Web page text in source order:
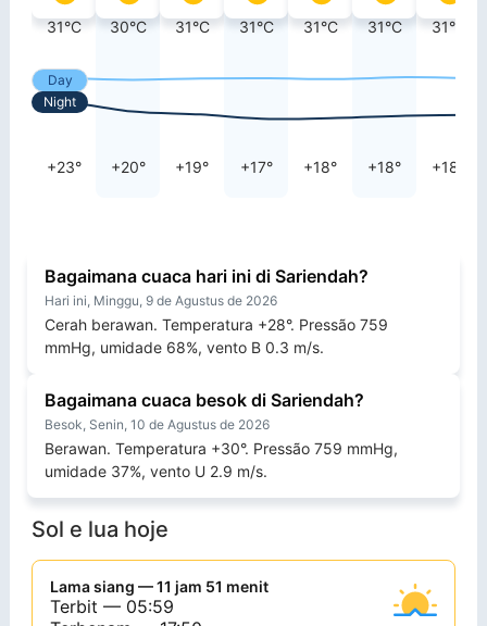
31°C
+23°
30°C
+20°
31°C
+19°
31°C
+17°
31°C
+18°
31°C
+18°
31°C
+18°
Day
Night
Bagaimana cuaca hari ini di Sariendah?
Hari ini, Minggu, 9 de Agustus de 2026
Cerah berawan. Temperatura +28°. Pressão 759
mmHg, umidade 68%, vento B 0.3 m/s.
Bagaimana cuaca besok di Sariendah?
Besok, Senin, 10 de Agustus de 2026
Berawan. Temperatura +30°. Pressão 759 mmHg,
umidade 37%, vento U 2.9 m/s.
Sol e lua hoje
Lama siang — 11 jam 51 menit
Terbit — 05:59